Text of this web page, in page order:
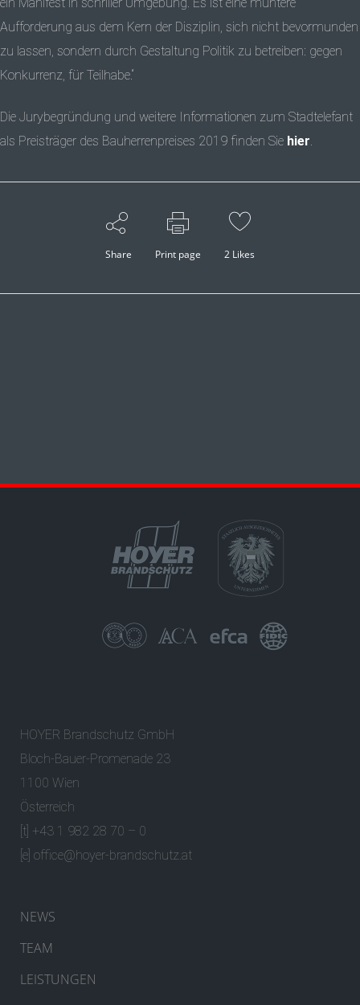
Aufforderung aus dem Kern der Disziplin, sich nicht bevormunden
zu lassen, sondern durch Gestaltung Politik zu betreiben: gegen
Konkurrenz, für Teilhabe.“
Die Jurybegründung und weitere Informationen zum Stadtelefant
als Preisträger des Bauherrenpreises 2019 finden Sie hier
Share Print page 2 Likes
HOYER Brandschutz GmbH
Bloch-Bauer-Promenade 23
1100 Wien
Österreich
[t] +43 1 982 28 70 – 0
[e] office@hoyer-brandschutz.at
NEWS
TEAM
LEISTUNGEN